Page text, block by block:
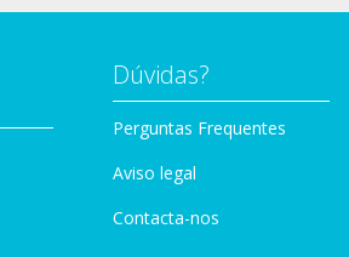
Dúvidas?
Perguntas Frequentes
Aviso legal
Contacta-nos